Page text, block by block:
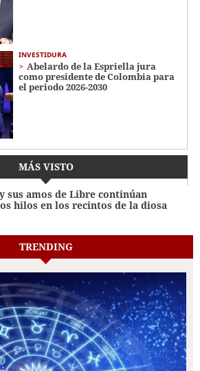
INVESTIDURA
Abelardo de la Espriella jura
como presidente de Colombia para
el periodo 2026-2030
MÁS VISTO
sus amos de Libre continúan
hilos en los recintos de la diosa
TRENDING